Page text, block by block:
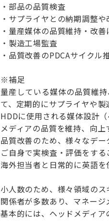
・部品の品質検査
・サプライヤとの納期調整
・量産媒体の品質維持・改
・製造工場監査
・品質改善のPDCAサイクル
※補足
量産している媒体の品質維
て、定期的にサプライヤや製
HDDに使用される媒体設計
メディアの品質を維持、向
品質改善のため、様々なデー
ご自身で実検査・評価をする
海外担当者と日常的に英語を
小人数のため、様々領域のス
関係者が多数あり、マネージ
基本的には、ヘッドメディア